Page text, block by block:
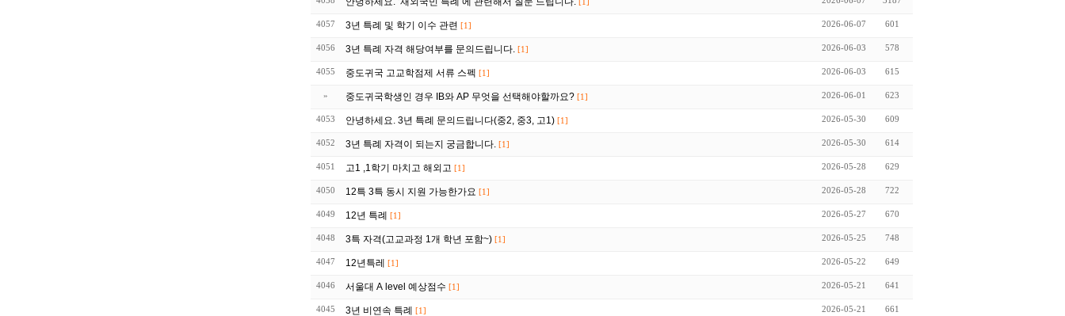
4057 3년 특례 및 학기 이수 관련 [1] 2026-06-07 601
4056 3년 특례 자격 해당여부를 문의드립니다. [1] 2026-06-03 578
4055 중도귀국 고교학점제 서류 스펙 [1] 2026-06-03 615
» 중도귀국학생인 경우 IB와 AP 무엇을 선택해야할까요? [1] 2026-06-01 623
4053 안녕하세요. 3년 특례 문의드립니다(중2, 중3, 고1) [1] 2026-05-30 609
4052 3년 특례 자격이 되는지 궁금합니다. [1] 2026-05-30 614
4051 고1 ,1학기 마치고 해외고 [1] 2026-05-28 629
4050 12특 3특 동시 지원 가능한가요 [1] 2026-05-28 722
4049 12년 특례 [1] 2026-05-27 670
4048 3특 자격(고교과정 1개 학년 포함~) [1] 2026-05-25 748
4047 12년특레 [1] 2026-05-22 649
4046 서울대 A level 예상점수 [1] 2026-05-21 641
4045 3년 비연속 특례 [1] 2026-05-21 661